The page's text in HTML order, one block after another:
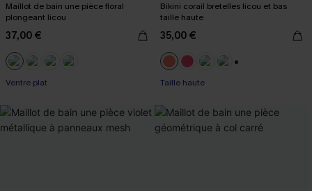
Maillot de bain une pièce floral
plongeant licou
37,00 €
Ventre plat
Bikini corail bretelles licou et bas
taille haute
35,00 €
Taille haute